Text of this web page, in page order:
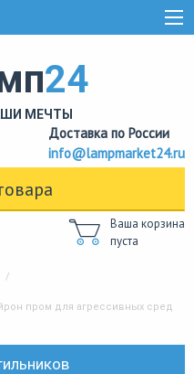
24
МЕЧТЫ
Доставка по России
info@lampmarket24.ru
Ваша корзина
пуста
пром для агрессивных сред